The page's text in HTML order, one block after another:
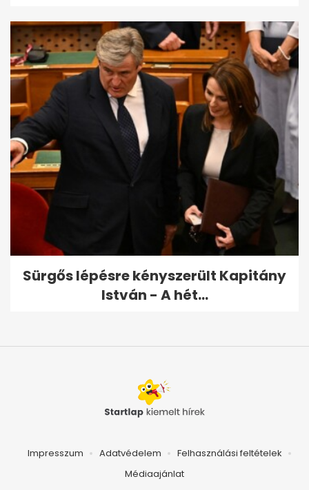
Sürgős lépésre kényszerült Kapitány
István - A hét...
Impresszum Adatvédelem
Felhasználási feltételek
Médiaajánlat